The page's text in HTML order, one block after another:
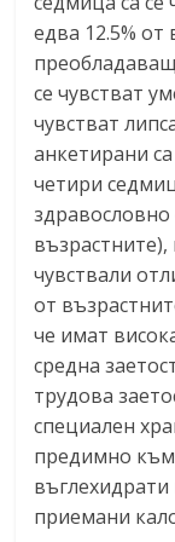
едва 12.5%
се чувстват
чувстват
анкетирани
четири
здравословно
възрастните),
чувствали
от
че имат
средна
трудова
специален
предимно
приемани